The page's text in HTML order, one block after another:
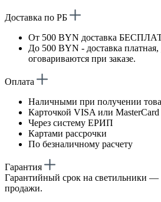
Доставка по РБ
От 500 BYN доставка
До 500 BYN - доставка
оговариваются при заказе.
Оплата
Наличными при получении
Карточкой VISA или
Через систему ЕРИП
Картами рассрочки
По безналичному расчету
Гарантия
Гарантийный срок на светильники —
продажи.